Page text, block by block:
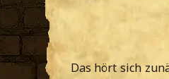
Das hört sich